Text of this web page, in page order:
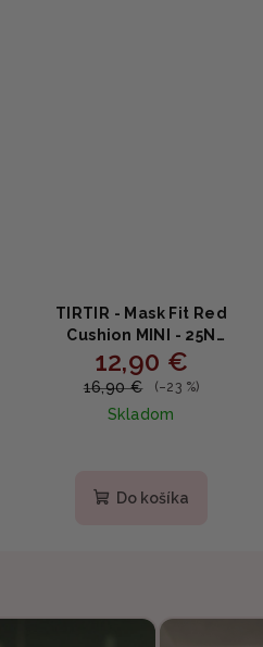
TIRTIR - Mask Fit Red
Cushion MINI - 25N
MOCHA - Krycí cushion s
niacínamidom a
astaxantínom 4.5g
12,90 €
16,90 € (–23 %)
Skladom
Do košíka